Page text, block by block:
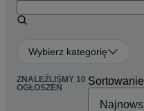
Wybierz kategorię
ZNALEŹLIŚMY 10
OGŁOSZEŃ
Sortowanie